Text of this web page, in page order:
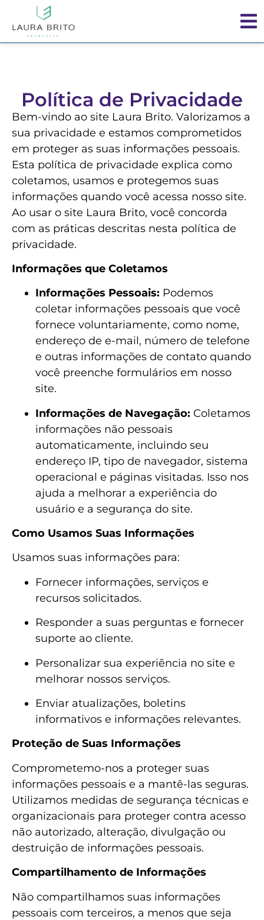
Política de Privacidade
Bem-vindo ao site Laura Brito. Valorizamos a
sua privacidade e estamos comprometidos
em proteger as suas informações pessoais.
Esta política de privacidade explica como
coletamos, usamos e protegemos suas
informações quando você acessa nosso site.
Ao usar o site Laura Brito, você concorda
com as práticas descritas nesta política de
privacidade.
Informações que Coletamos
Informações Pessoais: Podemos
coletar informações pessoais que você
fornece voluntariamente, como nome,
endereço de e-mail, número de telefone
e outras informações de contato quando
você preenche formulários em nosso
site.
Informações de Navegação: Coletamos
informações não pessoais
automaticamente, incluindo seu
endereço IP, tipo de navegador, sistema
operacional e páginas visitadas. Isso nos
ajuda a melhorar a experiência do
usuário e a segurança do site.
Como Usamos Suas Informações
Usamos suas informações para:
Fornecer informações, serviços e
recursos solicitados.
Responder a suas perguntas e fornecer
suporte ao cliente.
Personalizar sua experiência no site e
melhorar nossos serviços.
Enviar atualizações, boletins
informativos e informações relevantes.
Proteção de Suas Informações
Comprometemo-nos a proteger suas
informações pessoais e a mantê-las seguras.
Utilizamos medidas de segurança técnicas e
organizacionais para proteger contra acesso
não autorizado, alteração, divulgação ou
destruição de informações pessoais.
Compartilhamento de Informações
Não compartilhamos suas informações
pessoais com terceiros, a menos que seja